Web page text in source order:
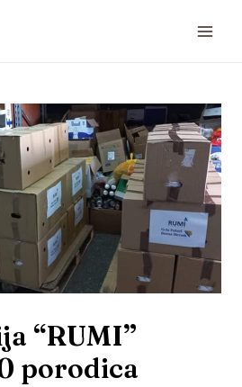
“RUMI”
porodica